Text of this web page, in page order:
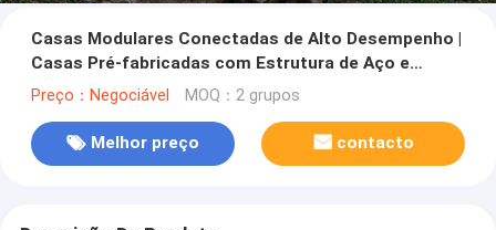
Casas Modulares Conectadas de Alto Desempenho |
Casas Pré-fabricadas com Estrutura de Aço e
Portas Deslizantes de Alumínio
Preço：Negociável MOQ：2 grupos
Melhor preço contacto